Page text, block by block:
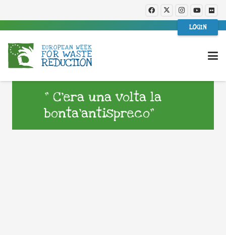
LOGIN
” C’era una volta la
bonta’antispreco”